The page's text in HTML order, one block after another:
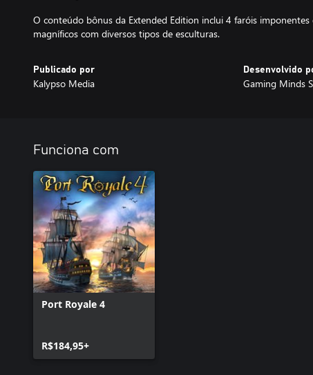
O conteúdo bônus da Extended Edition inclui 4 faróis
magníficos com diversos tipos de esculturas.
Publicado por
Kalypso Media
Desenvolvido
Gaming Minds
Funciona com
Port Royale 4
R$184,95+